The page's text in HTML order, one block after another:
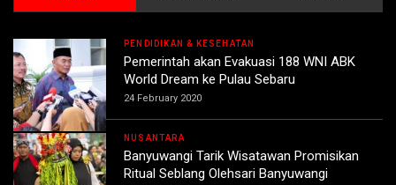
PENDIDIKAN & KESEHATAN
Pemerintah akan Evakuasi 188 WNI ABK
World Dream ke Pulau Sebaru
24 February 2020
NUSANTARA
Banyuwangi Tarik Wisatawan Promisikan
Ritual Seblang Olehsari Banyuwangi